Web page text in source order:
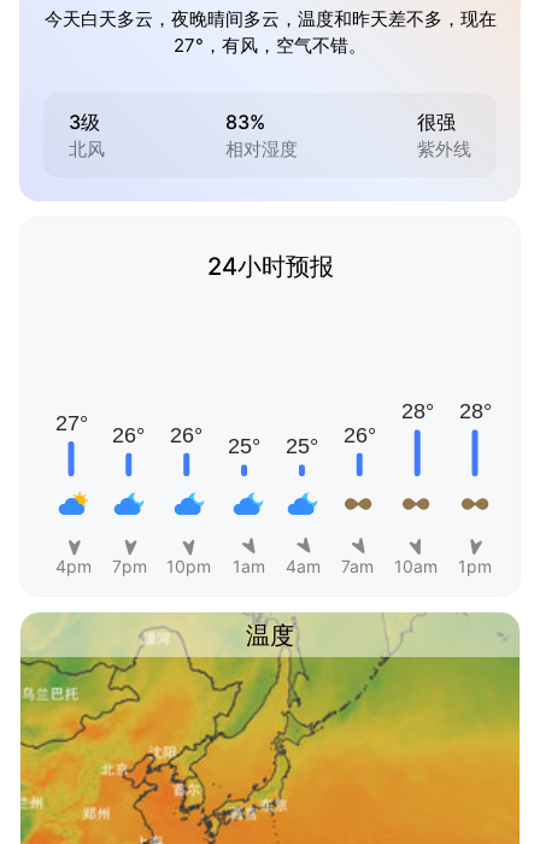
今天白天多云，夜晚晴间多云，温度和昨天差不多，现在
27°，有风，空气不错。
3级
北风
83%
相对湿度
很强
紫外线
24小时预报
4pm 7pm 10pm 1am 4am 7am 10am 1pm
温度